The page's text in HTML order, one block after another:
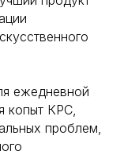
ежедневной
копыт КРС,
проблем,